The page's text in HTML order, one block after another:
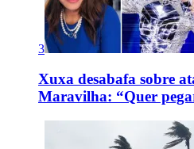
3
Xuxa desabafa sobre
Maravilha: “Quer